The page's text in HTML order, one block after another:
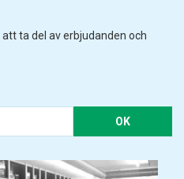
ta del av erbjudanden och
OK